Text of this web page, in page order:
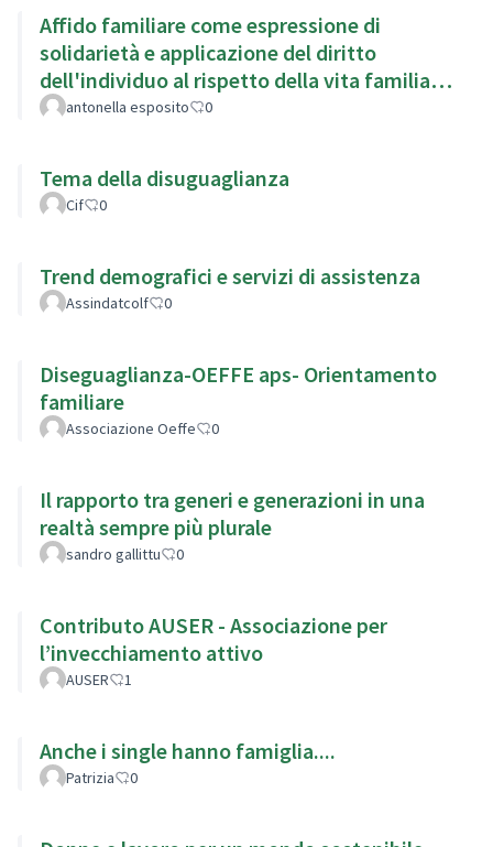
Affido familiare come espressione di
solidarietà e applicazione del diritto
dell'individuo al rispetto della vita familiare
(art.8 Cedu)
antonella esposito 0
Tema della disuguaglianza
Cif 0
Trend demografici e servizi di assistenza
Assindatcolf 0
Diseguaglianza-OEFFE aps- Orientamento
familiare
Associazione Oeffe 0
Il rapporto tra generi e generazioni in una
realtà sempre più plurale
sandro gallittu 0
Contributo AUSER - Associazione per
l’invecchiamento attivo
AUSER 1
Anche i single hanno famiglia....
Patrizia 0